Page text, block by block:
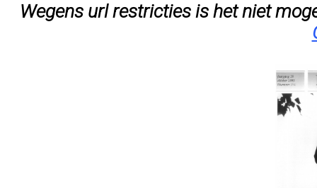
Wegens url restricties is het niet